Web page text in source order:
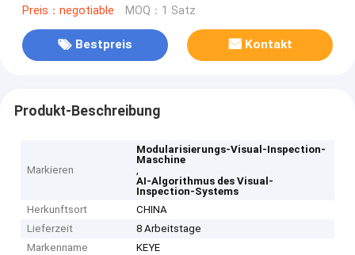
Preis：negotiable MOQ：1 Satz
Bestpreis Kontakt
Produkt-Beschreibung
Markieren
Modularisierungs-Visual-Inspection-
Maschine
,
AI-Algorithmus des Visual-
Inspection-Systems
Herkunftsort
CHINA
Lieferzeit
8 Arbeitstage
Markenname
KEYE